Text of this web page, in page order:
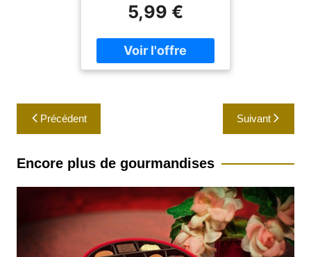
medium : Taschenbuch,
numberOfPages : 288,
publicationDate : 2010-
05-07, authors : Jean
Costentin, Pr Pierre
5,99 €
Navigation
de
l’article
Précédent Suivant
Encore plus de gourmandises